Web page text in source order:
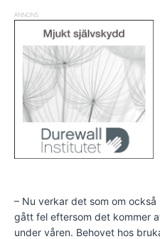
ANNONS
– Nu verkar det som om
gått fel eftersom det kommer
under våren. Behovet hos